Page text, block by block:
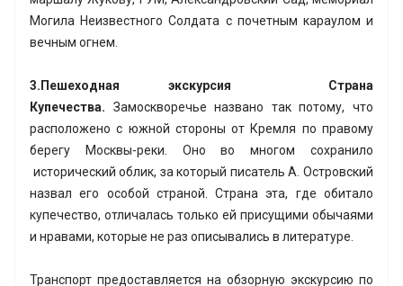
Могила Неизвестного Солдата с почетным караулом и
вечным огнем.
3.Пешеходная экскурсия Страна
Купечества. Замоскворечье названо так потому, что
расположено с южной стороны от Кремля по правому
берегу Москвы-реки. Оно во многом сохранило
исторический облик, за который писатель А. Островский
назвал его особой страной. Страна эта, где обитало
купечество, отличалась только ей присущими обычаями
и нравами, которые не раз описывались в литературе.
Транспорт предоставляется на обзорную экскурсию по